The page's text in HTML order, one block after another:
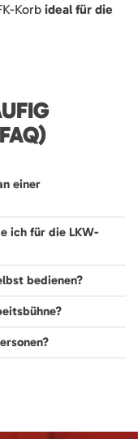
Korb ideal für die
einer
ich für die LKW-
bedienen?